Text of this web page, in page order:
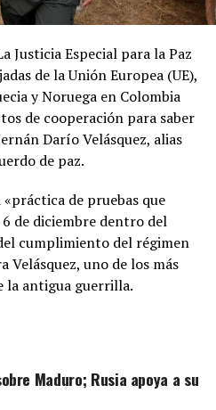
Justicia Especial para la Paz
de la Unión Europea (UE),
y Noruega en Colombia
de cooperación para saber
Darío Velásquez, alias
de paz.
de pruebas que
de diciembre dentro del
cumplimiento del régimen
Velásquez, uno de los más
la antigua guerrilla.
Maduro; Rusia apoya a su